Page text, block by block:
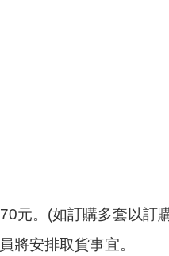
元。(如訂購多套以訂
將安排取貨事宜。